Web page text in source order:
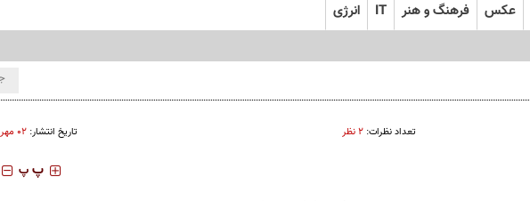
عکس فرهنگ و هنر IT انرژی
تعداد نظرات: ۲ نظر تاریخ انتشار: ۰۲ مهر ۱۳۹۴ - ۱۴:۰۲
‍‍‍ پ پ